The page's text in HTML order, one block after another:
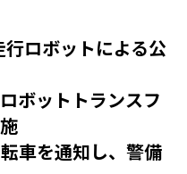
ロボットによる公
ボットトランスフ
車を通知し、警備